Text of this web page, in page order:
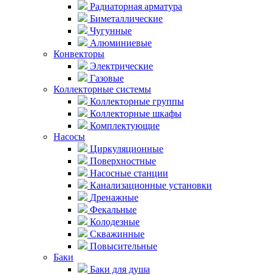
Радиаторная арматура
Биметаллические
Чугунные
Алюминиевые
Конвекторы
Электрические
Газовые
Коллекторные системы
Коллекторные группы
Коллекторные шкафы
Комплектующие
Насосы
Циркуляционные
Поверхностные
Насосные станции
Канализационные установки
Дренажные
Фекальные
Колодезные
Скважинные
Повысительные
Баки
Баки для душа